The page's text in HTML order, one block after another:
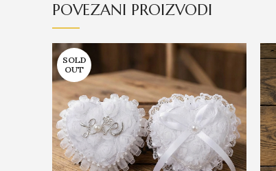
POVEZANI PROIZVODI
SOLD
OUT